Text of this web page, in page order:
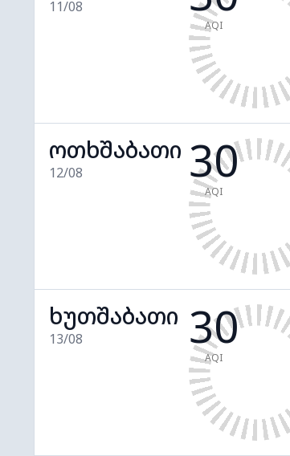
11/08
AQI
ოთხშაბათი
12/08 30
AQI
ხუთშაბათი
13/08 30
AQI